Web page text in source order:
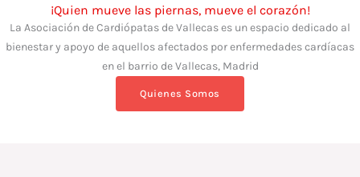
¡Quien mueve las piernas, mueve el corazón!
La Asociación de Cardiópatas de Vallecas es un espacio dedicado al
bienestar y apoyo de aquellos afectados por enfermedades cardíacas
en el barrio de Vallecas, Madrid
Quienes Somos